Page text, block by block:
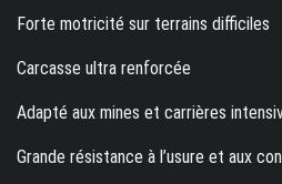
Forte motricité sur terrains difficiles
Carcasse ultra renforcée
Adapté aux mines et carrières
Grande résistance à l’usure et aux